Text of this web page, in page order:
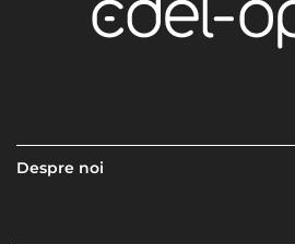
Despre noi